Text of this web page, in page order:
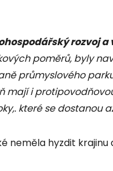
rozvoj
poměrů, byly
průmyslového
mají i
které se dostanou
neměla hyzdit